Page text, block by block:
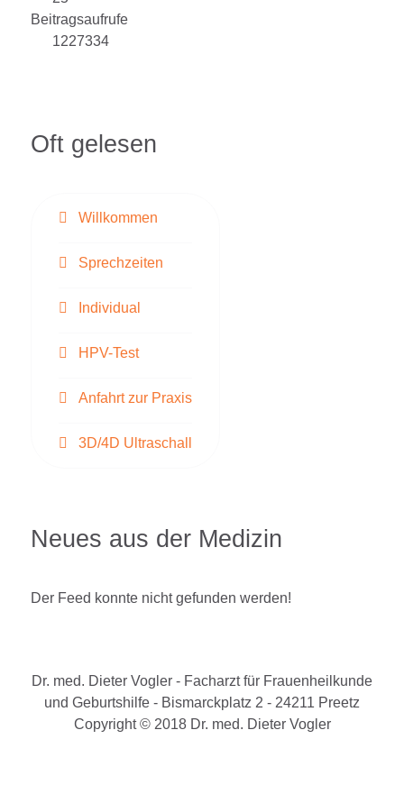
Beitragsaufrufe
1227334
Oft gelesen
Willkommen
Sprechzeiten
Individual
HPV-Test
Anfahrt zur Praxis
3D/4D Ultraschall
Neues aus der Medizin
Der Feed konnte nicht gefunden werden!
Dr. med. Dieter Vogler - Facharzt für Frauenheilkunde
und Geburtshilfe - Bismarckplatz 2 - 24211 Preetz
Copyright © 2018 Dr. med. Dieter Vogler